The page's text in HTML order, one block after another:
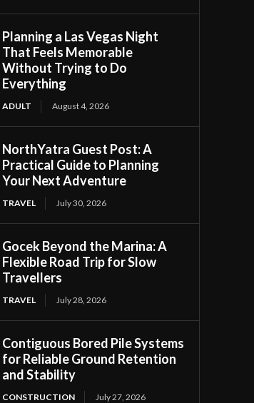
Planning a Las Vegas Night
That Feels Memorable
Without Trying to Do
Everything
ADULT August 4, 2026
NorthYatra Guest Post: A
Practical Guide to Planning
Your Next Adventure
TRAVEL July 30, 2026
Gocek Beyond the Marina: A
Flexible Road Trip for Slow
Travellers
TRAVEL July 28, 2026
Contiguous Bored Pile Systems
for Reliable Ground Retention
and Stability
CONSTRUCTION July 27, 2026